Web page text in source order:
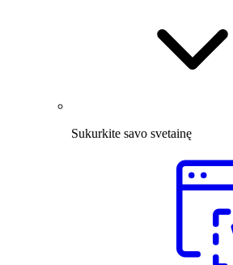
Sukurkite savo svetainę